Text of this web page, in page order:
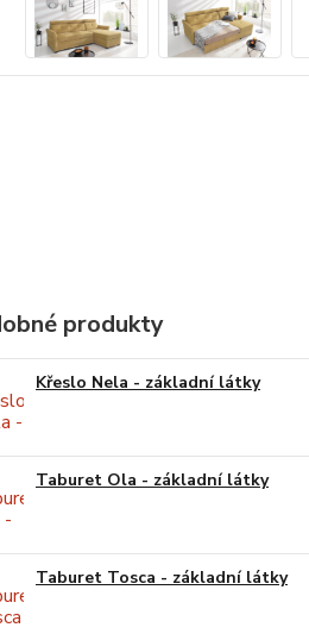
produkty
Křeslo Nela - základní látky
Taburet Ola - základní látky
Taburet Tosca - základní látky